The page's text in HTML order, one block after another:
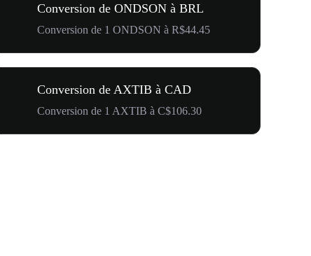
Conversion de ONDSON à BRL
Conversion de 1 ONDSON à R$44.45
Conversion de AXTIB à CAD
Conversion de 1 AXTIB à C$106.30